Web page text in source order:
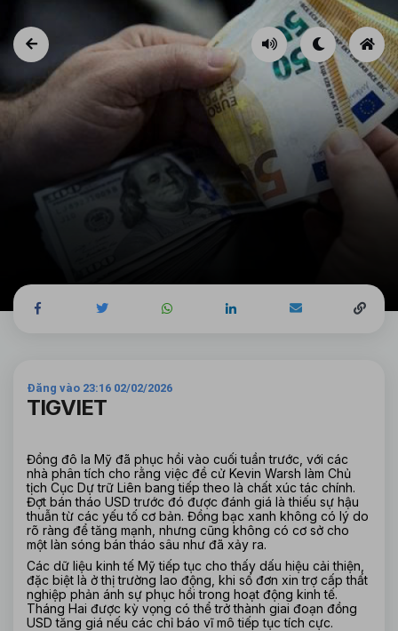
Đăng vào 23:16 02/02/2026
TIGVIET
Đồng đô la Mỹ đã phục hồi vào cuối tuần trước, với các
nhà phân tích cho rằng việc đề cử Kevin Warsh làm Chủ
tịch Cục Dự trữ Liên bang tiếp theo là chất xúc tác chính.
Đợt bán tháo USD trước đó được đánh giá là thiếu sự hậu
thuẫn từ các yếu tố cơ bản. Đồng bạc xanh không có lý do
rõ ràng để tăng mạnh, nhưng cũng không có cơ sở cho
một làn sóng bán tháo sâu như đã xảy ra.
Các dữ liệu kinh tế Mỹ tiếp tục cho thấy dấu hiệu cải thiện,
đặc biệt là ở thị trường lao động, khi số đơn xin trợ cấp thất
nghiệp phản ánh sự phục hồi trong hoạt động kinh tế.
Tháng Hai được kỳ vọng có thể trở thành giai đoạn đồng
USD tăng giá nếu các chỉ báo vĩ mô tiếp tục tích cực.